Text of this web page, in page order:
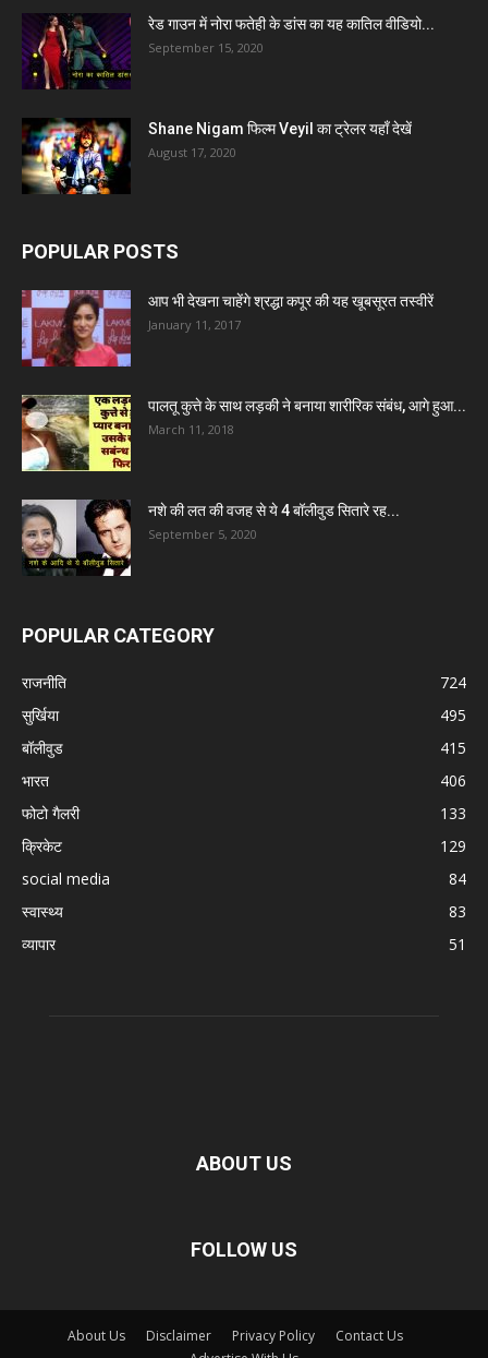
रेड गाउन में नोरा फतेही के डांस का यह कातिल वीडियो...
September 15, 2020
Shane Nigam फिल्म Veyil का ट्रेलर यहाँ देखें
August 17, 2020
POPULAR POSTS
आप भी देखना चाहेंगे श्रद्धा कपूर की यह खूबसूरत तस्वीरें
January 11, 2017
पालतू कुत्ते के साथ लड़की ने बनाया शारीरिक संबंध, आगे हुआ...
March 11, 2018
नशे की लत की वजह से ये 4 बॉलीवुड सितारे रह...
September 5, 2020
POPULAR CATEGORY
राजनीति
724
सुर्खिया
495
बॉलीवुड
415
भारत
406
फोटो गैलरी
133
क्रिकेट
129
social media
84
स्वास्थ्य
83
व्यापार
51
ABOUT US
FOLLOW US
About Us Disclaimer Privacy Policy
Contact Us